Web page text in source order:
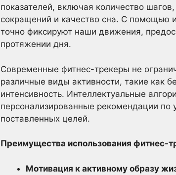
показателей, включая количество
сокращений и качество сна. С помощью
точно фиксируют наши движения,
протяжении дня.
Современные фитнес-трекеры не
различные виды активности, такие как
интенсивность. Интеллектуальные
персонализированные рекомендации
поставленных целей.
Преимущества использования фитнес-
Мотивация к активному образу